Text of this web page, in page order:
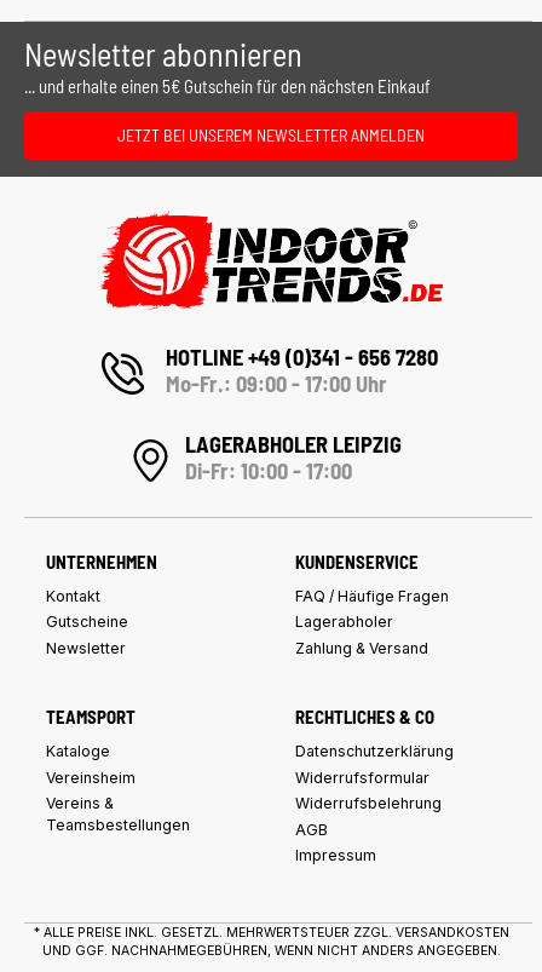
Newsletter abonnieren
... und erhalte einen 5€ Gutschein für den nächsten Einkauf
JETZT BEI UNSEREM NEWSLETTER ANMELDEN
HOTLINE +49 (0)341 - 656 7280
Mo-Fr.: 09:00 - 17:00 Uhr
LAGERABHOLER LEIPZIG
Di-Fr: 10:00 - 17:00
UNTERNEHMEN
Kontakt
Gutscheine
Newsletter
KUNDENSERVICE
FAQ / Häufige Fragen
Lagerabholer
Zahlung & Versand
TEAMSPORT
Kataloge
Vereinsheim
Vereins &
Teamsbestellungen
RECHTLICHES & CO
Datenschutzerklärung
Widerrufsformular
Widerrufsbelehrung
AGB
Impressum
* ALLE PREISE INKL. GESETZL. MEHRWERTSTEUER ZZGL. VERSANDKOSTEN
UND GGF. NACHNAHMEGEBÜHREN, WENN NICHT ANDERS ANGEGEBEN.